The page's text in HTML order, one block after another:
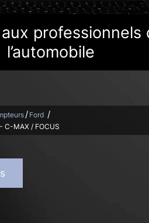
professionnels
l’automobile
/ Ford /
C-MAX / FOCUS